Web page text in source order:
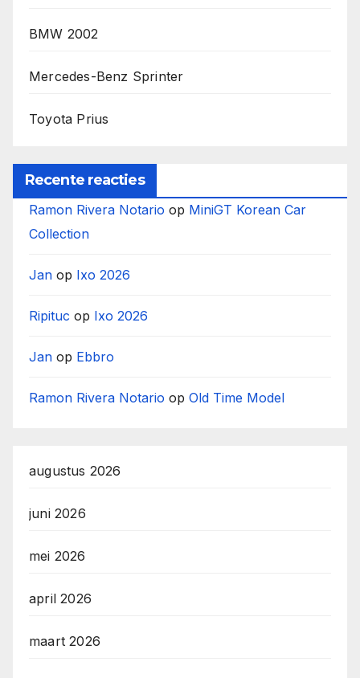
BMW 2002
Mercedes-Benz Sprinter
Toyota Prius
Recente reacties
Ramon Rivera Notario op MiniGT Korean Car
Collection
Jan op Ixo 2026
Ripituc op Ixo 2026
Jan op Ebbro
Ramon Rivera Notario op Old Time Model
augustus 2026
juni 2026
mei 2026
april 2026
maart 2026